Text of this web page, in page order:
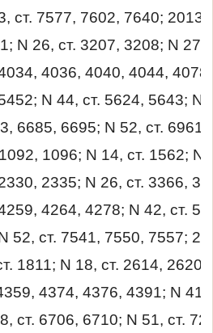
ст. 7577, 7602, 7640;
N 26, ст. 3207, 3208; N
4036, 4040, 4044,
N 44, ст. 5624, 5643; N
6685, 6695; N 52, ст.
1096; N 14, ст. 1562;
2335; N 26, ст. 3366,
4264, 4278; N 42, ст.
52, ст. 7541, 7550, 7557;
1811; N 18, ст. 2614,
4374, 4376, 4391; N
ст. 6706, 6710; N 51, ст.